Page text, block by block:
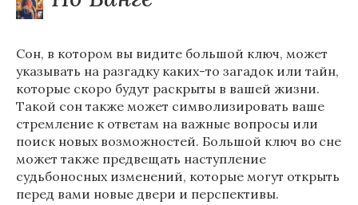
Сон, в котором вы видите большой ключ, может
указывать на разгадку каких-то загадок или тайн,
которые скоро будут раскрыты в вашей жизни.
Такой сон также может символизировать ваше
стремление к ответам на важные вопросы или
поиск новых возможностей. Большой ключ во сне
может также предвещать наступление
судьбоносных изменений, которые могут открыть
перед вами новые двери и перспективы.